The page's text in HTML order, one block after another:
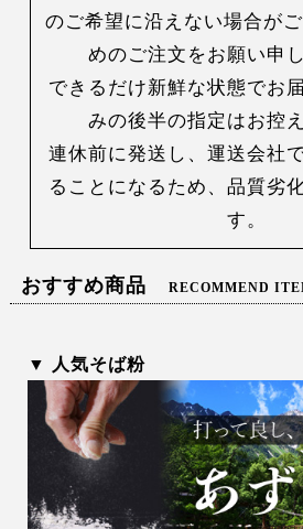
のご希望に沿えない場合が
めのご注文をお願い申
できるだけ新鮮な状態でお
みの後半の指定はお控
連休前に発送し、運送会社
ることになるため、品質劣
す。
おすすめ商品 RECOMMEND
▼ 人気そば粉